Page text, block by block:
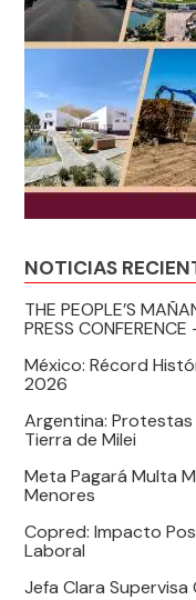
NOTICIAS
THE PEOPLE’S
PRESS
México: Récord
2026
Argentina:
Tierra de Milei
Meta Pagará Multa
Menores
Copred: Impacto
Laboral
Jefa Clara